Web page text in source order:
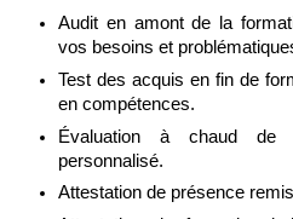
Audit en amont de la
vos besoins et
Test des acquis en fin de
en compétences.
Évaluation à chaud de
personnalisé.
Attestation de présence